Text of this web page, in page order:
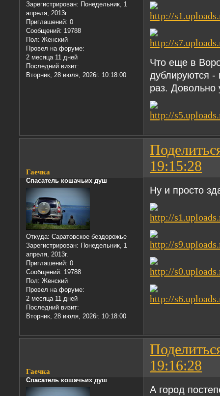
Зарегистрирован: Понедельник, 1
апреля, 2013г.
Приглашений: 0
Сообщений: 19788
Пол: Женский
Провел на форуме:
2 месяца 11 дней
Последний визит:
Вторник, 28 июля, 2026г. 10:18:00
Что еще в
дублируются -
раз. Довольно
19:15:28
Гаечка
Спасатель кошачьих душ
Откуда: Саратовское бездорожье
Зарегистрирован: Понедельник, 1
апреля, 2013г.
Приглашений: 0
Сообщений: 19788
Пол: Женский
Провел на форуме:
2 месяца 11 дней
Последний визит:
Вторник, 28 июля, 2026г. 10:18:00
Ну и просто
19:16:28
Гаечка
Спасатель кошачьих душ
А город